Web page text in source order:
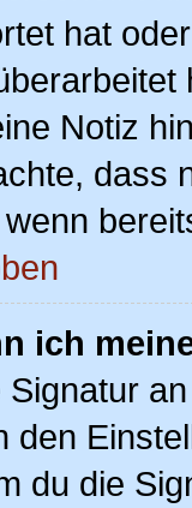
hat
Notiz
dass
ich
Signatur
den
du die